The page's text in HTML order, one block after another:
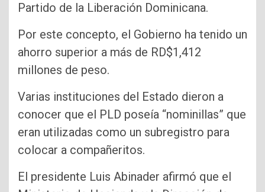
Partido de la Liberación Dominicana.
Por este concepto, el Gobierno ha tenido un
ahorro superior a más de RD$1,412
millones de peso.
Varias instituciones del Estado dieron a
conocer que el PLD poseía “nominillas” que
eran utilizadas como un subregistro para
colocar a compañeritos.
El presidente Luis Abinader afirmó que el